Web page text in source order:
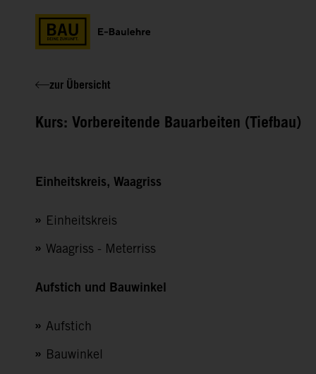
zur Übersicht
Kurs: Vorbereitende Bauarbeiten (Tiefbau)
Einheitskreis, Waagriss
Einheitskreis
Waagriss - Meterriss
Aufstich und Bauwinkel
Aufstich
Bauwinkel